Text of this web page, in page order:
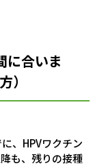
に合いま
）
、HPVワクチン
も、残りの接種